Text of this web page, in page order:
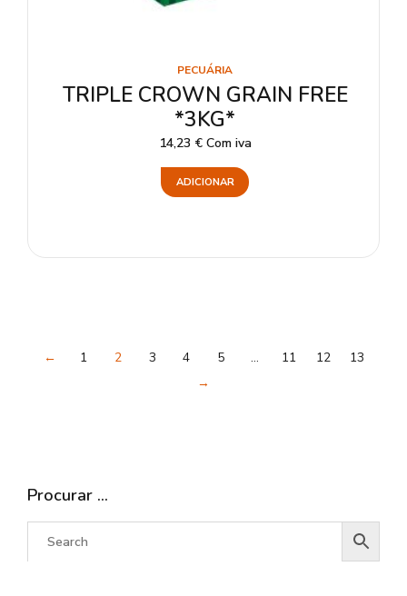
PECUÁRIA
TRIPLE CROWN GRAIN FREE
*3KG*
14,23 € Com iva
ADICIONAR
← 1 2 3 4 5 … 11 12
13
→
Procurar …